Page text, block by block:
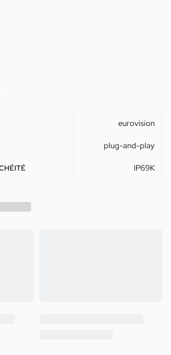
eurovision
plug-and-play
IP69K